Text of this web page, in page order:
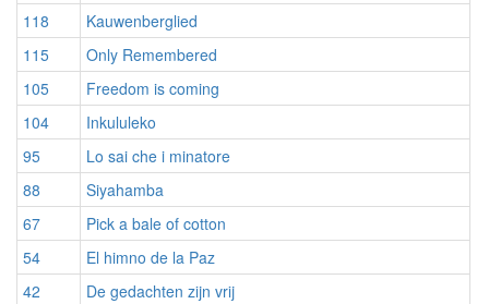
118
Kauwenberglied
115
Only Remembered
105
Freedom is coming
104
Inkululeko
95
Lo sai che i minatore
88
Siyahamba
67
Pick a bale of cotton
54
El himno de la Paz
42
De gedachten zijn vrij